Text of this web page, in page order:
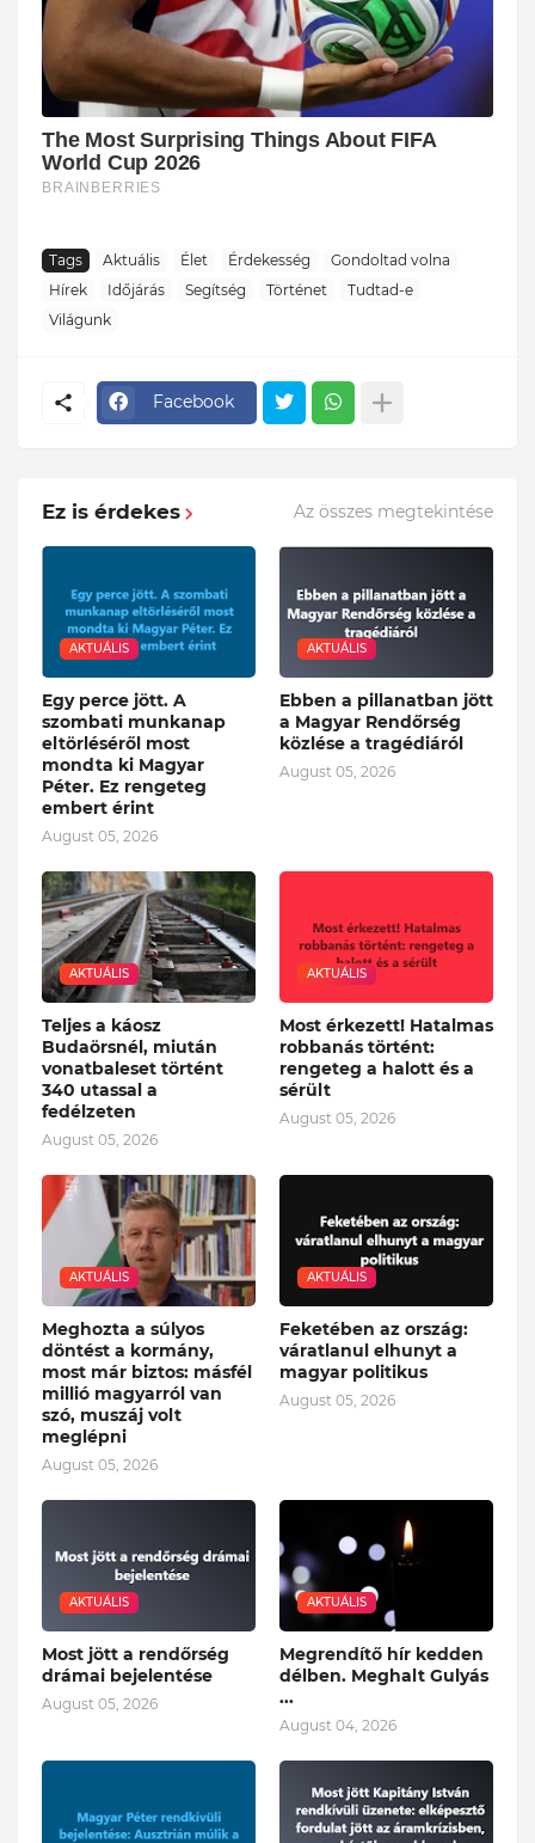
Tags Aktuális Élet Érdekesség
Gondoltad volna
Hírek
Időjárás Segítség Történet
Tudtad-e
Világunk
Facebook
Ez is érdekes Az összes megtekintése
AKTUÁLIS
Egy perce jött. A
szombati munkanap
eltörléséről most
mondta ki Magyar
Péter. Ez rengeteg
embert érint
August 05, 2026
AKTUÁLIS
Ebben a pillanatban jött
a Magyar Rendőrség
közlése a tragédiáról
August 05, 2026
AKTUÁLIS
Teljes a káosz
Budaörsnél, miután
vonatbaleset történt
340 utassal a
fedélzeten
August 05, 2026
AKTUÁLIS
Most érkezett! Hatalmas
robbanás történt:
rengeteg a halott és a
sérült
August 05, 2026
AKTUÁLIS
Meghozta a súlyos
döntést a kormány,
most már biztos: másfél
millió magyarról van
szó, muszáj volt
meglépni
August 05, 2026
AKTUÁLIS
Feketében az ország:
váratlanul elhunyt a
magyar politikus
August 05, 2026
AKTUÁLIS
Most jött a rendőrség
drámai bejelentése
August 05, 2026
AKTUÁLIS
Megrendítő hír kedden
délben. Meghalt Gulyás
...
August 04, 2026